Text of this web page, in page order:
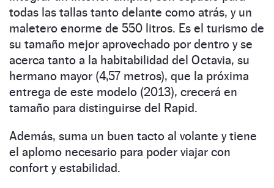
todas las tallas tanto delante como atrás, y un
maletero enorme de 550 litros. Es el turismo de
su tamaño mejor aprovechado por dentro y se
acerca tanto a la habitabilidad del Octavia, su
hermano mayor (4,57 metros), que la próxima
entrega de este modelo (2013), crecerá en
tamaño para distinguirse del Rapid.
Además, suma un buen tacto al volante y tiene
el aplomo necesario para poder viajar con
confort y estabilidad.